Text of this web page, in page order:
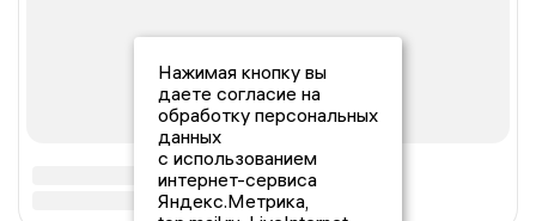
Нажимая кнопку вы
даете согласие на
обработку персональных
данных
с использованием
интернет-сервиса
Яндекс.Метрика,